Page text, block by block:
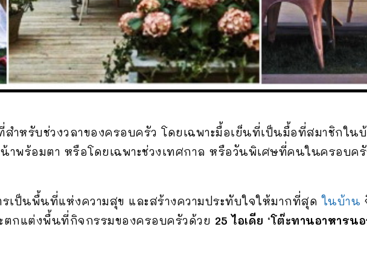
ำหรับช่วงวลาของครอบครัว โดยเฉพาะมื้อเย็นที่เป็นมื้อที่สมาชิกในบ้
าพร้อมตา หรือโดยเฉพาะช่วงเทศกาล หรือวันพิเศษที่คนในครอบค
รเป็นพื้นที่แห่งความสุข และสร้างความประทับใจให้มากที่สุดในบ้าน
ตกแต่งพื้นที่กิจกรรมของครอบครัวด้วย 25 ไอเดีย ‘โต๊ะทานอาหารน